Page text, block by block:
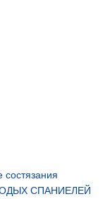
состязания
СПАНИЕЛЕЙ